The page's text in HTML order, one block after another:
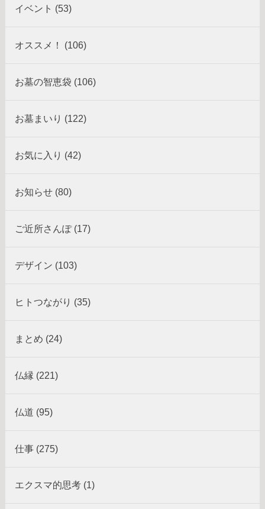
イベント (53)
オススメ！ (106)
お墓の智恵袋 (106)
お墓まいり (122)
お気に入り (42)
お知らせ (80)
ご近所さんぽ (17)
デザイン (103)
ヒトつながり (35)
まとめ (24)
仏縁 (221)
仏道 (95)
仕事 (275)
エクスマ的思考 (1)